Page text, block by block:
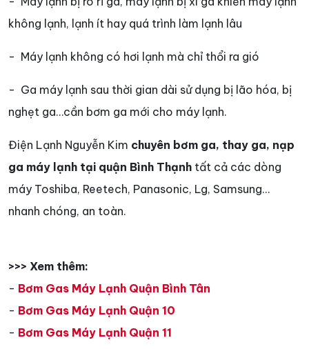
không lạnh, lạnh ít hay quá trình làm lạnh lâu
- Máy lạnh không có hơi lạnh mà chỉ thổi ra gió
- Ga máy lạnh sau thời gian dài sử dụng bị lão hóa, bị
nghẹt ga…cần bơm ga mới cho máy lạnh.
Điện Lạnh Nguyễn Kim chuyên bơm ga, thay ga, nạp
ga máy lạnh tại quận Bình Thạnh tất cả các dòng
máy Toshiba, Reetech, Panasonic, Lg, Samsung…
nhanh chóng, an toàn.
>>> Xem thêm:
- Bơm Gas Máy Lạnh Quận Bình Tân
- Bơm Gas Máy Lạnh Quận 10
- Bơm Gas Máy Lạnh Quận 11